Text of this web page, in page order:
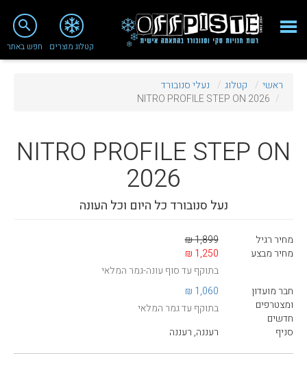
close
מי אנחנו
ציוד סקי
טיפולים ושירות
TeamOPC
עגלת קניות
קטלוג מוצרים
search
חפש באתר
ראשי קטלוג
נעלי סנובורד
NITRO PROFILE STEP ON 2026
NITRO PROFILE STEP ON
2026
נעל סנובורד כל היום וכל העונה
מחיר רגיל
1,899 ₪
מחיר מבצע
1,250 ₪
בתוקף עד סוף עונה-גמר המלאי
חבר מועדון
ומצטרפים
חדשים
1,060 ₪
בתוקף עד גמר המלאי
סניף
רעננה, רעננה